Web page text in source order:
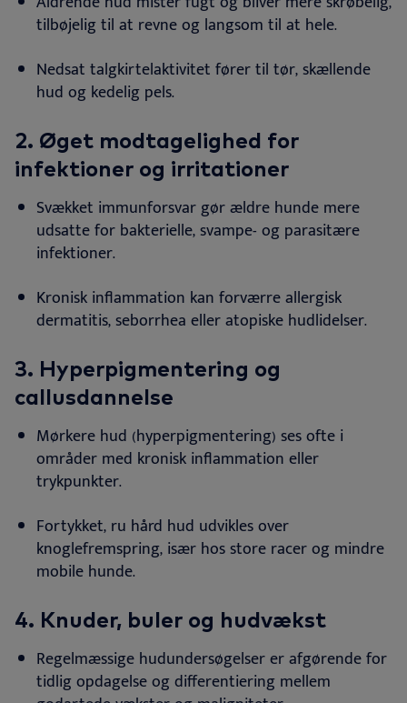
tilbøjelig til at revne og langsom til at hele.
Nedsat talgkirtelaktivitet fører til tør, skællende
hud og kedelig pels.
2. Øget modtagelighed for
infektioner og irritationer
Svækket immunforsvar gør ældre hunde mere
udsatte for bakterielle, svampe- og parasitære
infektioner.
Kronisk inflammation kan forværre allergisk
dermatitis, seborrhea eller atopiske hudlidelser.
3. Hyperpigmentering og
callusdannelse
Mørkere hud (hyperpigmentering) ses ofte i
områder med kronisk inflammation eller
trykpunkter.
Fortykket, ru hård hud udvikles over
knoglefremspring, især hos store racer og mindre
mobile hunde.
4. Knuder, buler og hudvækst
Regelmæssige hudundersøgelser er afgørende for
tidlig opdagelse og differentiering mellem